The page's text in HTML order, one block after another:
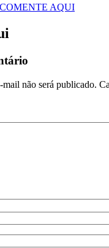
COMENTE AQUI
mail não será publicado.